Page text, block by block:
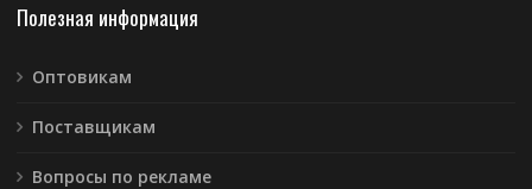
Полезная информация
Оптовикам
Поставщикам
Вопросы по рекламе